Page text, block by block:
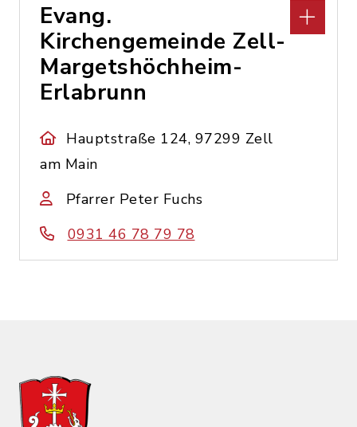
Evang.
Kirchengemeinde Zell-
Margetshöchheim-
Erlabrunn
Hauptstraße 124, 97299 Zell
am Main
Pfarrer Peter Fuchs
0931 46 78 79 78